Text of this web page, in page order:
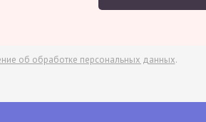
об обработке персональных данных.